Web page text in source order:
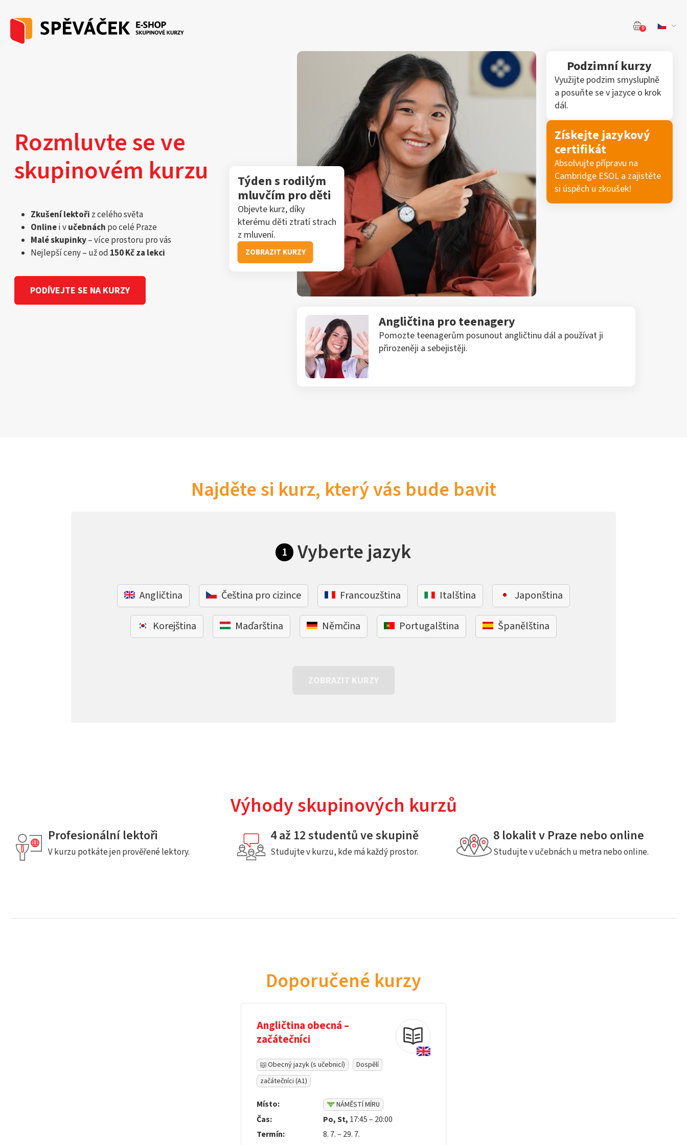
0
Rozmluvte se ve
skupinovém kurzu
Zkušení lektoři z celého světa
Onlinei vučebnách po celé Praze
Malé skupinky– více prostoru pro vás
Nejlepší ceny – už od 150 Kč za lekci
PODÍVEJTE SE NA KURZY
Týden s rodilým
mluvčím pro děti
Objevte kurz, díky
kterému děti ztratí strach
z mluvení.
ZOBRAZIT KURZY
Angličtina pro teenagery
Pomozte teenagerům posunout angličtinu dál a používat ji
přirozeněji a sebejistěji.
Podzimní kurzy
Využijte podzim smysluplně
a posuňte se v jazyce o krok
dál.
Získejte jazykový
certifikát
Absolvujte přípravu na
Cambridge ESOL a zajistěte
si úspěch u zkoušek!
Najděte si kurz, který vás bude bavit
1 Vyberte jazyk
Angličtina Čeština pro cizince Francouzština Italština Japonština
Korejština Maďarština Němčina Portugalština Španělština
ZOBRAZIT KURZY
Výhody skupinových kurzů
Profesionální lektoři
V kurzu potkáte jen prověřené lektory.
4 až 12 studentů ve skupině
Studujte v kurzu, kde má každý prostor.
8 lokalit v Praze nebo online
Studujte v učebnách u metra nebo online.
Doporučené kurzy
Angličtina obecná –
začátečníci
Obecný jazyk (s učebnicí)
Dospělí
začátečníci (A1)
Místo: NÁMĚSTÍ MÍRU
Čas: Po, St, 17:45 – 20:00
Termín:
8. 7. – 29. 7.